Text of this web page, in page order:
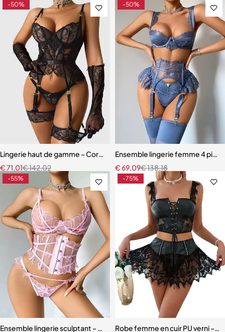
-50%
Lingerie haut de gamme – Corset en dentelle avec string,
€142,02
€71,01
-50%
Ensemble lingerie femme 4
€138,18
€69,09
-55%
Ensemble lingerie sculptant – Taille ajustée et broderie florale
-75%
Robe femme en cuir PU verni –